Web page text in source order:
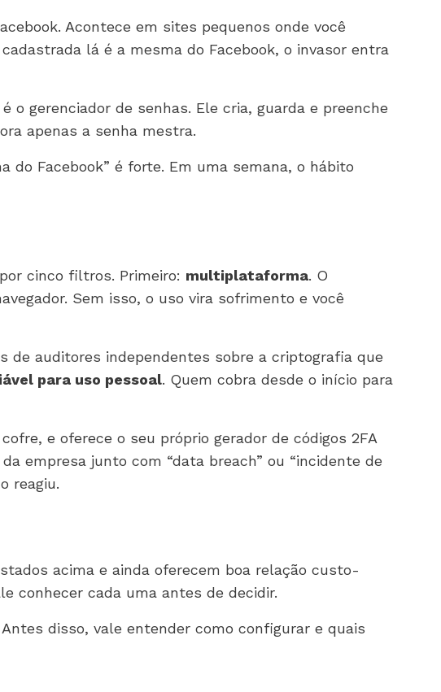
Acontece em sites pequenos onde você
lá é a mesma do Facebook, o invasor entra
gerenciador de senhas. Ele cria, guarda e preenche
apenas a senha mestra.
do Facebook” é forte. Em uma semana, o hábito
cinco filtros. Primeiro: multiplataforma. O
Sem isso, o uso vira sofrimento e você
de auditores independentes sobre a criptografia que
para uso pessoal. Quem cobra desde o início para
e oferece o seu próprio gerador de códigos 2FA
empresa junto com “data breach” ou “incidente de
reagiu.
acima e ainda oferecem boa relação custo-
conhecer cada uma antes de decidir.
disso, vale entender como configurar e quais